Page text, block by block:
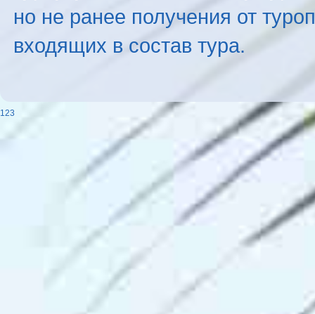
но не ранее получения от
входящих в состав тура.
123